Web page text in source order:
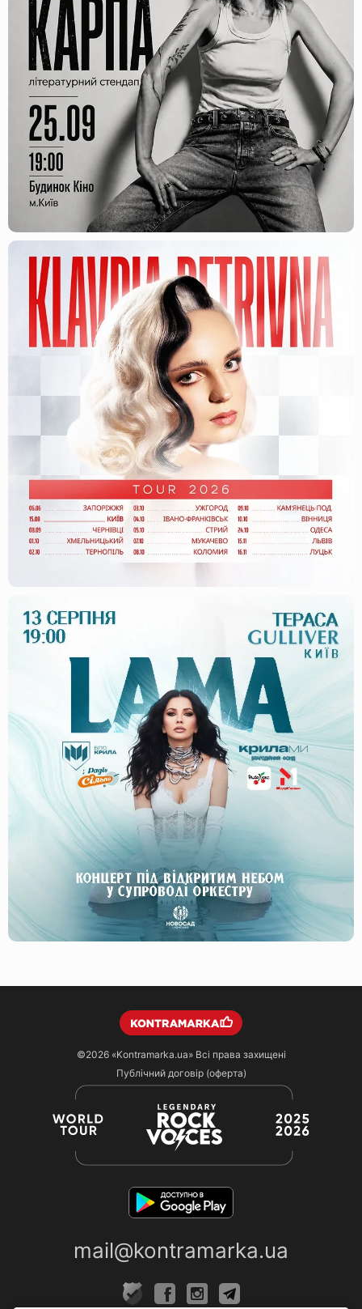
©2026 «Kontramarka.ua»Всі права захищені
Публічний договір (оферта)
mail@kontramarka.ua